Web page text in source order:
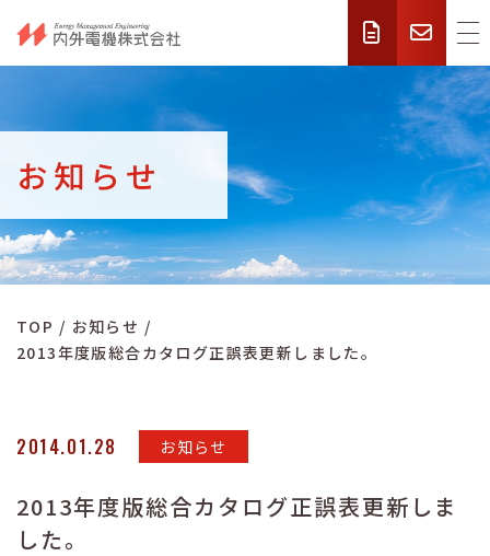
お知らせ
TOP
お知らせ
2013年度版総合カタログ正誤表更新しました。
2014.01.28 お知らせ
2013年度版総合カタログ正誤表更新しま
した。